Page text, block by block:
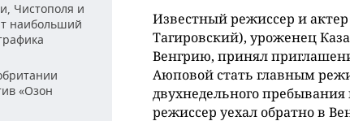
Чистополя и
наибольший
«Озон
Известный режиссер и
Тагировский), уроженец
Венгрию, принял
Аюповой стать главным
двухнедельного пребывания
режиссер уехал обратно в